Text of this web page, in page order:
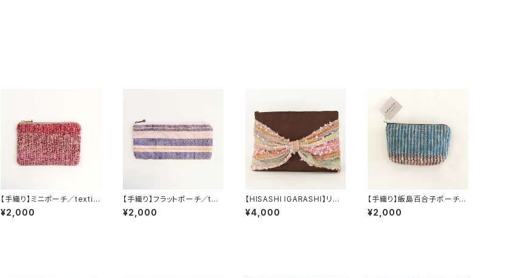
【手織り】ミニポーチ／textile
by KOBO-SYU
¥2,000
【手織り】フラットポーチ／tex
tile by KOBO-SYU
¥2,000
【HISASHI IGARASHI】リボ
ンポーチ／クラッチバッグ
¥4,000
【手織り】飯島百合子ポーチ
／textile by KOBO-SYU
¥2,000